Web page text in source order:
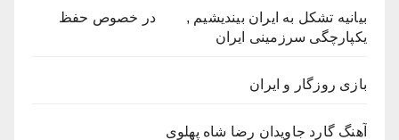
بیانیه تشکل به ایران بیندیشیم , در خصوص حفظ
یکپارچگی سرزمینی ایران
بازی روزگار و ایران‎
آهنگ گارد جاویدان رضا شاه پهلوی